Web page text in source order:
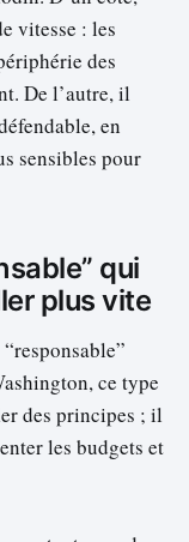
vitesse : les
des
De l’autre, il
en
sensibles pour
qui
plus vite
ce type
des principes ; il
les budgets et